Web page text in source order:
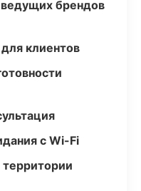
брендов
клиентов
с Wi-Fi